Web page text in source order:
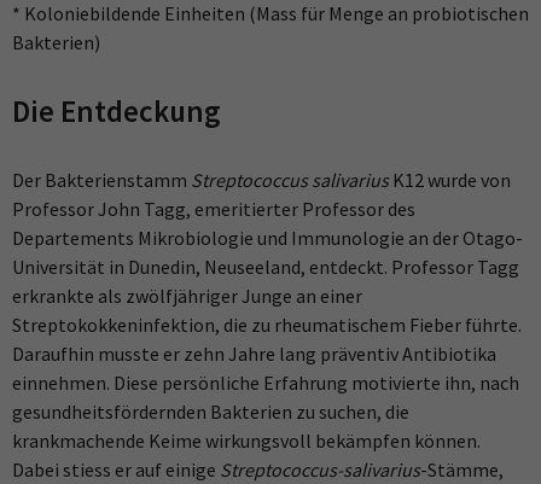
* Koloniebildende Einheiten (Mass für Menge an probiotischen
Bakterien)
Die Entdeckung
Der Bakterienstamm Streptococcus salivarius K12 wurde von
Professor John Tagg, emeritierter Professor des
Departements Mikrobiologie und Immunologie an der Otago-
Universität in Dunedin, Neuseeland, entdeckt. Professor Tagg
erkrankte als zwölfjähriger Junge an einer
Streptokokkeninfektion, die zu rheumatischem Fieber führte.
Daraufhin musste er zehn Jahre lang präventiv Antibiotika
einnehmen. Diese persönliche Erfahrung motivierte ihn, nach
gesundheitsfördernden Bakterien zu suchen, die
krankmachende Keime wirkungsvoll bekämpfen können.
Dabei stiess er auf einige Streptococcus-salivarius-Stämme,